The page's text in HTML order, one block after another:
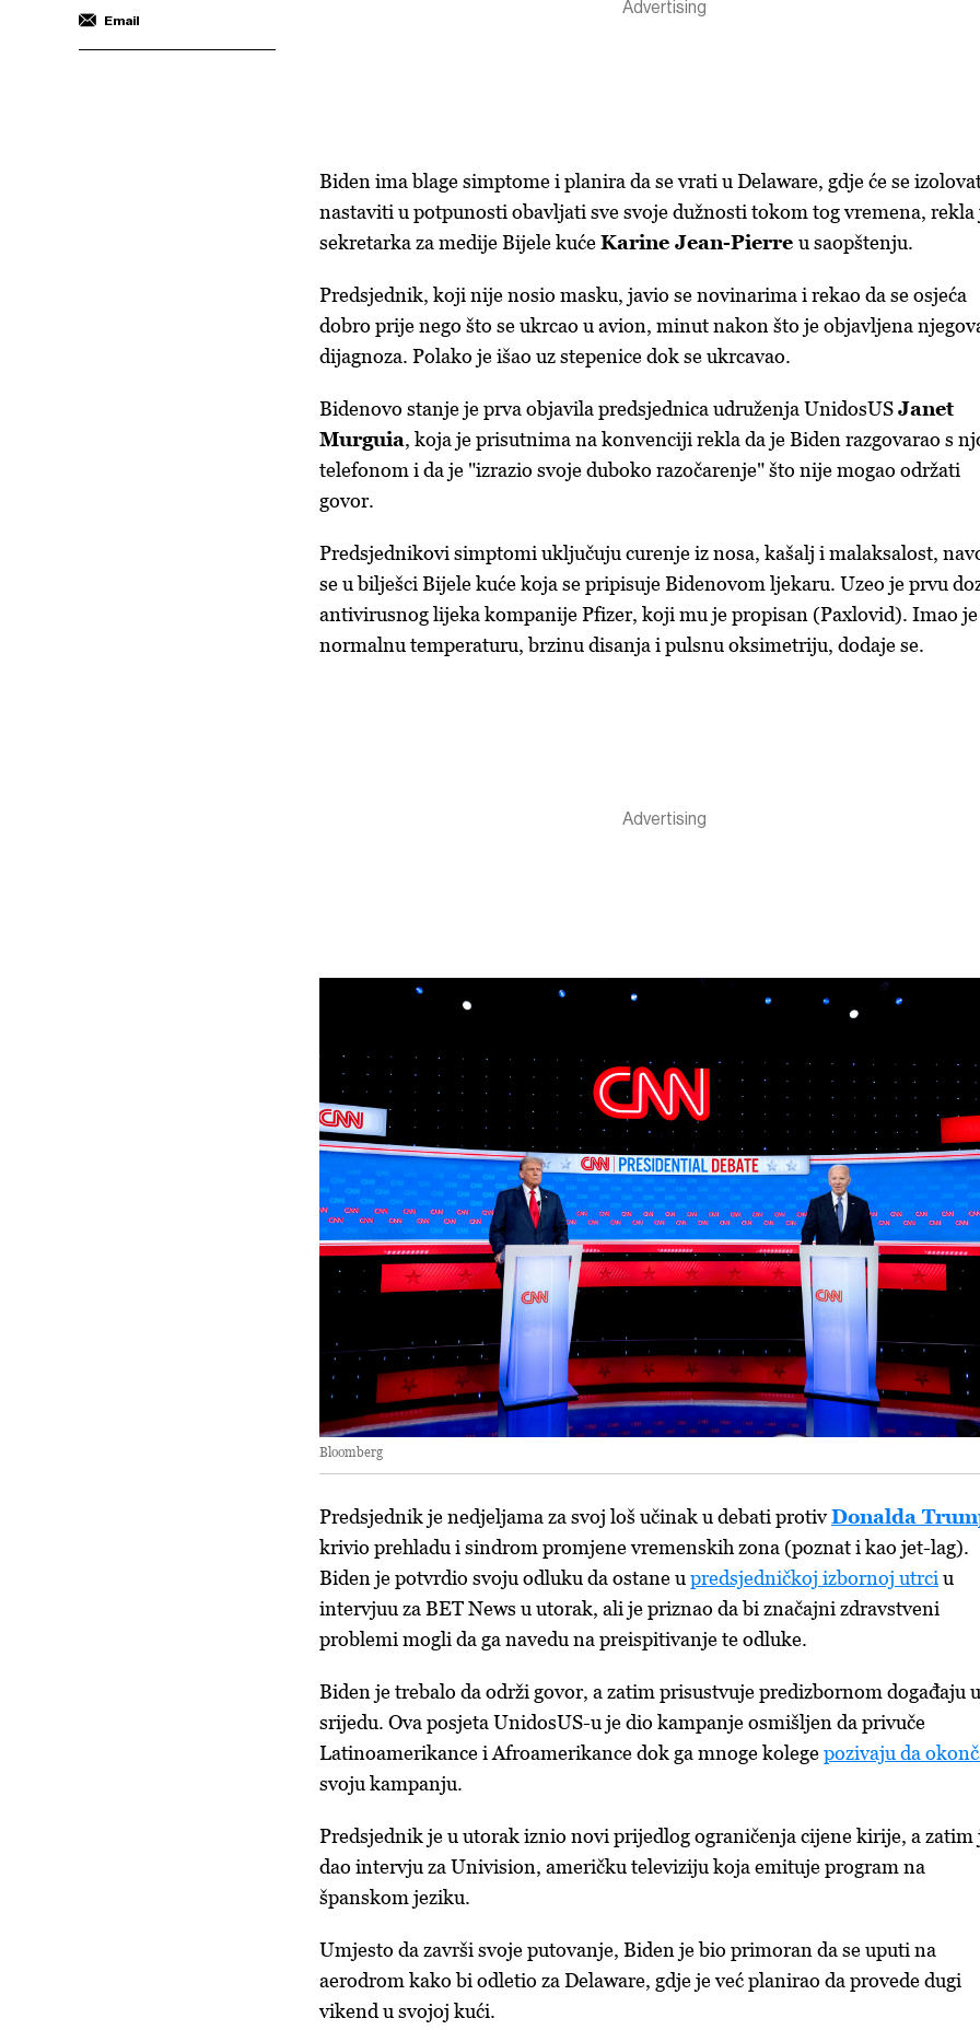
Email
Biden ima blage simptome i planira da se vrati u Delaware, gdje će se
nastaviti u potpunosti obavljati sve svoje dužnosti tokom tog vremena, rekla
sekretarka za medije Bijele kućeKarine Jean-Pierre u saopštenju.
Predsjednik, koji nije nosio masku, javio se novinarima i rekao da se osjeća
dobro prije nego što se ukrcao u avion, minut nakon što je objavljena
dijagnoza. Polako je išao uz stepenice dok se ukrcavao.
Bidenovo stanje je prva objavila predsjednica udruženja UnidosUSJanet
Murguia, koja je prisutnima na konvenciji rekla da je Biden razgovarao s
telefonom i da je "izrazio svoje duboko razočarenje" što nije mogao održati
govor.
Predsjednikovi simptomi uključuju curenje iz nosa, kašalj i malaksalost,
se u bilješci Bijele kuće koja se pripisuje Bidenovom ljekaru. Uzeo je prvu
antivirusnog lijeka kompanije Pfizer, koji mu je propisan (Paxlovid). Imao je
normalnu temperaturu, brzinu disanja i pulsnu oksimetriju, dodaje se.
Bloomberg
Predsjednik je nedjeljama za svoj loš učinak u debati protivDonalda
krivio prehladu i sindrom promjene vremenskih zona (poznat i kao jet-lag).
Biden je potvrdio svoju odluku da ostane u predsjedničkoj izbornoj utrci u
intervjuu za BET News u utorak, ali je priznao da bi značajni zdravstveni
problemi mogli da ga navedu na preispitivanje te odluke.
Biden je trebalo da održi govor, a zatim prisustvuje predizbornom događaju u
srijedu. Ova posjeta UnidosUS-u je dio kampanje osmišljen da privuče
Latinoamerikance i Afroamerikance dok ga mnoge kolegepozivaju da
svoju kampanju.
Predsjednik je u utorak iznio novi prijedlog ograničenja cijene kirije, a zatim
dao intervju za Univision, američku televiziju koja emituje program na
španskom jeziku.
Umjesto da završi svoje putovanje, Biden je bio primoran da se uputi na
aerodrom kako bi odletio za Delaware, gdje je već planirao da provede dugi
vikend u svojoj kući.